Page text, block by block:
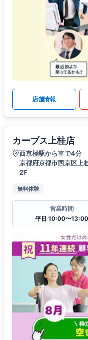
店舗情報
カーブス上桂店
西京極駅から車で4分
京都府京都市西京区上
2F
無料体験
営業時間
平日 10:00〜13:00